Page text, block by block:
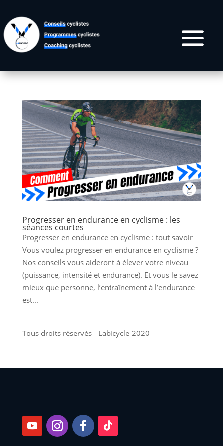
Progresser en endurance en cyclisme : les
séances courtes
Progresser en endurance en cyclisme : tout savoir
Vous voulez progresser en endurance en cyclisme ?
Nos conseils vous aideront à élever votre niveau
(puissance, intensité et endurance). Et vous le savez
mieux que personne, l’entraînement à l’endurance
est...
Tous droits réservés - Labicycle-2020